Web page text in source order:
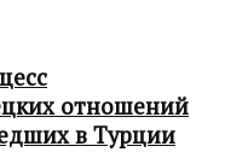
отношений
в Турции